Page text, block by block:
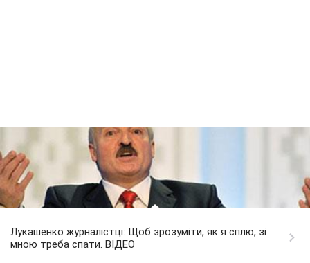
Лукашенко журналістці: Щоб зрозуміти, як я сплю, зі
мною треба спати. ВІДЕО